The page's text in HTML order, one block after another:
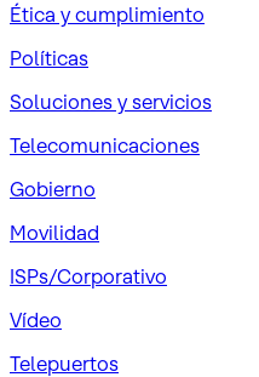
Ética y cumplimiento
Políticas
Soluciones y servicios
Telecomunicaciones
Gobierno
Movilidad
ISPs/Corporativo
Vídeo
Telepuertos